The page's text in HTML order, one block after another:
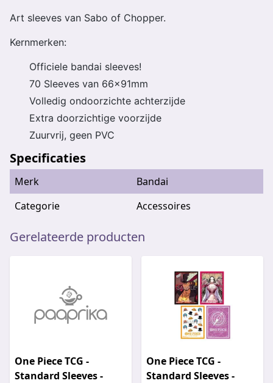
Art sleeves van Sabo of Chopper.
Kernmerken:
Officiele bandai sleeves!
70 Sleeves van 66x91mm
Volledig ondoorzichte achterzijde
Extra doorzichtige voorzijde
Zuurvrij, geen PVC
Specificaties
Merk
Bandai
Categorie
Accessoires
Gerelateerde producten
One Piece TCG -
Standard Sleeves -
One Piece TCG -
Standard Sleeves -